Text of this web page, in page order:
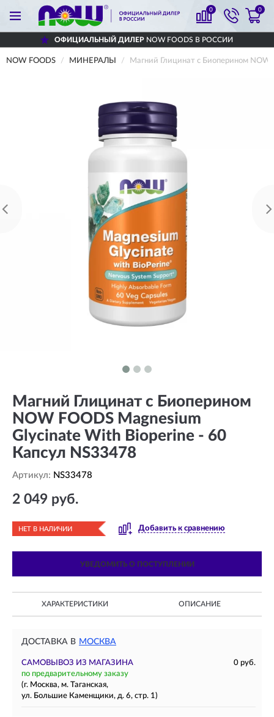
0 0
ОФИЦИАЛЬНЫЙ ДИЛЕРNOW FOODS В РОССИИ
NOW FOODS МИНЕРАЛЫ Магний Глицинат с Биоперином NOW
Магний Глицинат с Биоперином
NOW FOODS Magnesium
Glycinate With Bioperine - 60
Капсул NS33478
Артикул: NS33478
2 049 руб.
НЕТ В НАЛИЧИИ Добавить к сравнению
УВЕДОМИТЬ О ПОСТУПЛЕНИИ
ХАРАКТЕРИСТИКИ ОПИСАНИЕ
ДОСТАВКА В МОСКВА
САМОВЫВОЗ ИЗ МАГАЗИНА
0 руб.
по предварительному заказу
(г. Москва, м. Таганская,
ул. Большие Каменщики, д. 6, стр. 1)